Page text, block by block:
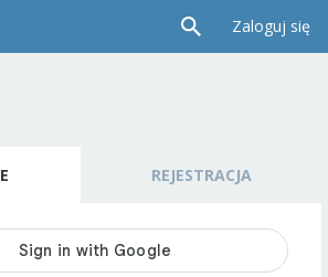
Zaloguj się
REJESTRACJA